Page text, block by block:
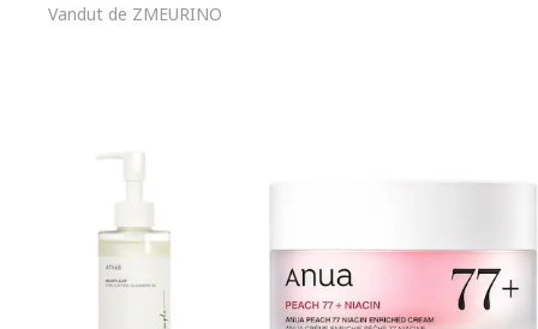
Vandut de ZMEURINO